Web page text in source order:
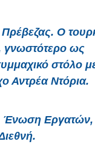
Ο
γνωστότερο ως
στόλο
Αντρέα Ντόρια.
Ένωση